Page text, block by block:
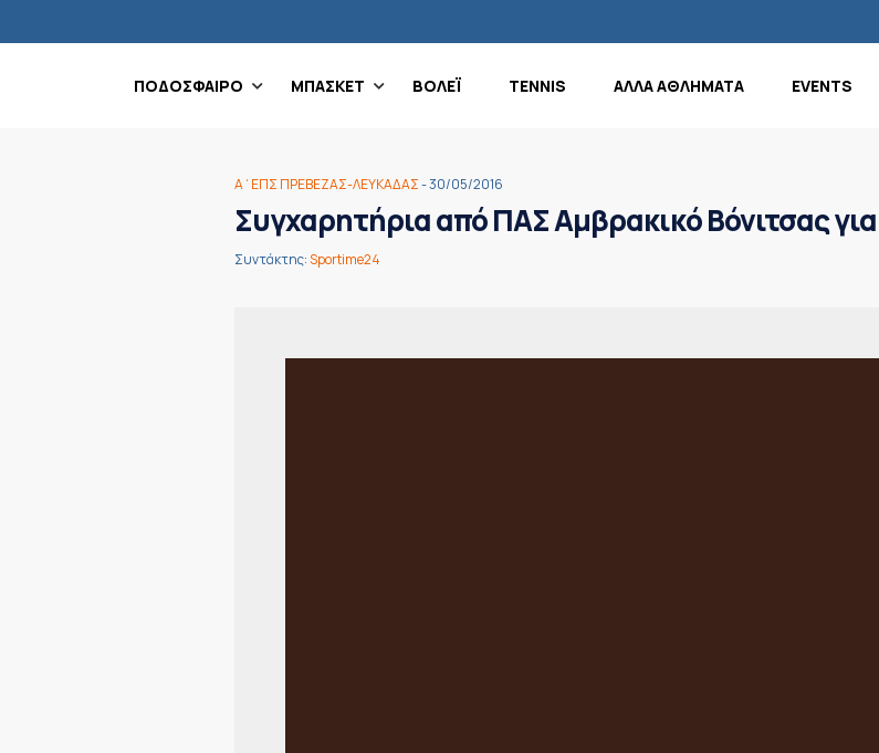
ΠΟΔΟΣΦΑΙΡΟ ΜΠΑΣΚΕΤ ΒΟΛΕΪ TENNIS ΑΛΛΑ ΑΘΛΗΜΑΤΑ EVENTS
Α΄ΕΠΣ ΠΡΕΒΕΖΑΣ-ΛΕΥΚΑΔΑΣ- 30/05/2016
Συγχαρητήρια από ΠΑΣ Αμβρακικό Βόνιτσας
Συντάκτης:Sportime24